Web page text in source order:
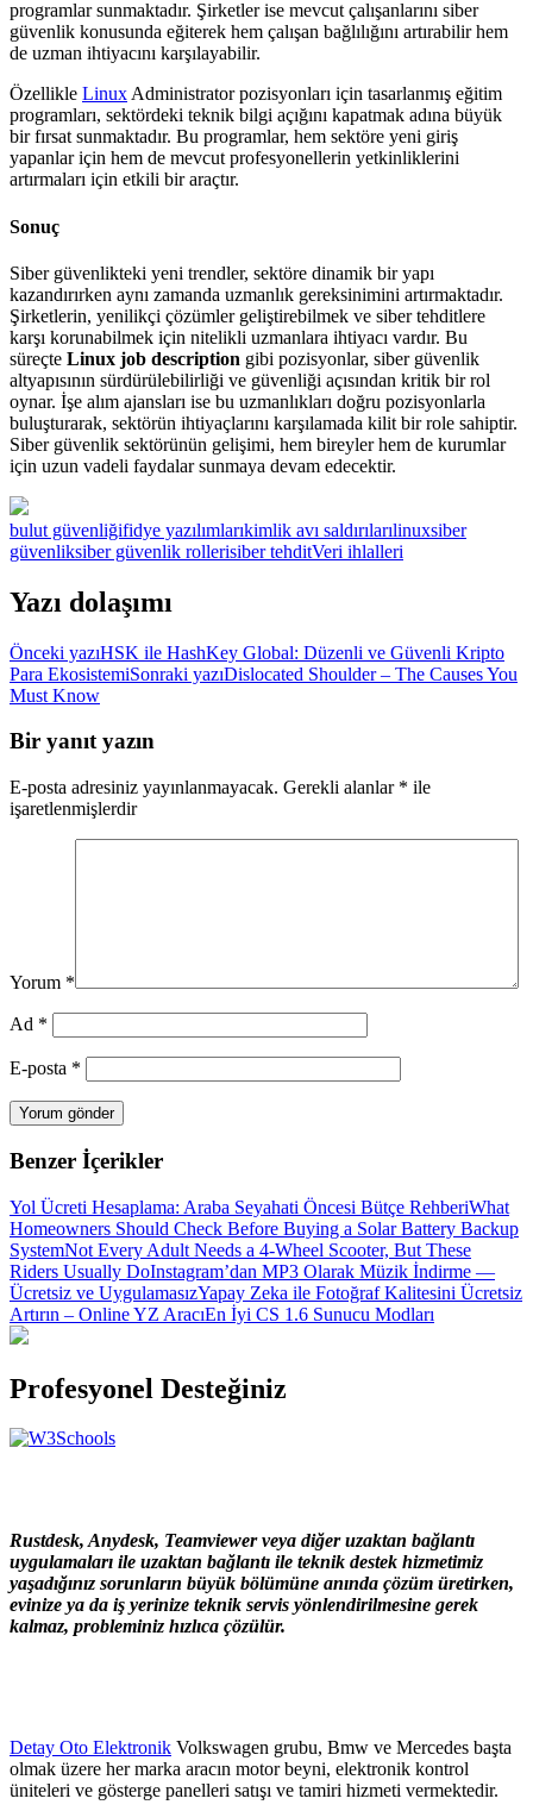
programlar sunmaktadır. Şirketler ise mevcut çalışanlarını siber
güvenlik konusunda eğiterek hem çalışan bağlılığını artırabilir hem
de uzman ihtiyacını karşılayabilir.
Özellikle Linux Administrator pozisyonları için tasarlanmış eğitim
programları, sektördeki teknik bilgi açığını kapatmak adına büyük
bir fırsat sunmaktadır. Bu programlar, hem sektöre yeni giriş
yapanlar için hem de mevcut profesyonellerin yetkinliklerini
artırmaları için etkili bir araçtır.
Sonuç
Siber güvenlikteki yeni trendler, sektöre dinamik bir yapı
kazandırırken aynı zamanda uzmanlık gereksinimini artırmaktadır.
Şirketlerin, yenilikçi çözümler geliştirebilmek ve siber tehditlere
karşı korunabilmek için nitelikli uzmanlara ihtiyacı vardır. Bu
süreçte Linux job description gibi pozisyonlar, siber güvenlik
altyapısının sürdürülebilirliği ve güvenliği açısından kritik bir rol
oynar. İşe alım ajansları ise bu uzmanlıkları doğru pozisyonlarla
buluşturarak, sektörün ihtiyaçlarını karşılamada kilit bir role sahiptir.
Siber güvenlik sektörünün gelişimi, hem bireyler hem de kurumlar
için uzun vadeli faydalar sunmaya devam edecektir.
bulut güvenliğifidye yazılımlarıkimlik avı saldırılarılinuxsiber
güvenliksiber güvenlik rollerisiber tehditVeri ihlalleri
Yazı dolaşımı
Önceki yazıHSK ile HashKey Global: Düzenli ve Güvenli Kripto
Para EkosistemiSonraki yazıDislocated Shoulder – The Causes You
Must Know
Bir yanıt yazın
E-posta adresiniz yayınlanmayacak. Gerekli alanlar * ile
işaretlenmişlerdir
Yorum *
Ad *
E-posta *
Benzer İçerikler
Yol Ücreti Hesaplama: Araba Seyahati Öncesi Bütçe RehberiWhat
Homeowners Should Check Before Buying a Solar Battery Backup
SystemNot Every Adult Needs a 4-Wheel Scooter, But These
Riders Usually DoInstagram’dan MP3 Olarak Müzik İndirme —
Ücretsiz ve UygulamasızYapay Zeka ile Fotoğraf Kalitesini Ücretsiz
Artırın – Online YZ AracıEn İyi CS 1.6 Sunucu Modları
Profesyonel Desteğiniz
Rustdesk, Anydesk, Teamviewer veya diğer uzaktan bağlantı
uygulamaları ile uzaktan bağlantı ile teknik destek hizmetimiz
yaşadığınız sorunların büyük bölümüne anında çözüm üretirken,
evinize ya da iş yerinize teknik servis yönlendirilmesine gerek
kalmaz, probleminiz hızlıca çözülür.
Detay Oto Elektronik Volkswagen grubu, Bmw ve Mercedes başta
olmak üzere her marka aracın motor beyni, elektronik kontrol
üniteleri ve gösterge panelleri satışı ve tamiri hizmeti vermektedir.